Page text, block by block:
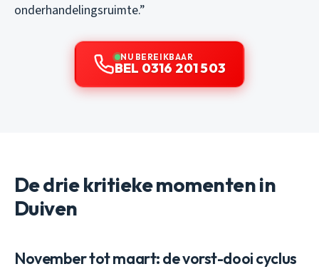
onderhandelingsruimte.”
NU BEREIKBAAR
BEL 0316 201 503
De drie kritieke momenten in
Duiven
November tot maart: de vorst-dooi cyclus